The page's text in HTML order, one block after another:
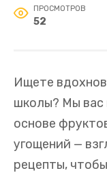
ПРОСМОТРОВ
52
Ищете
школы? Мы вас
основе
угощений —
рецепты,